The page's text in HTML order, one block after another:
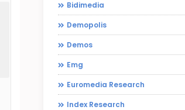
Bidimedia
Demopolis
Demos
Emg
Euromedia Research
Index Research